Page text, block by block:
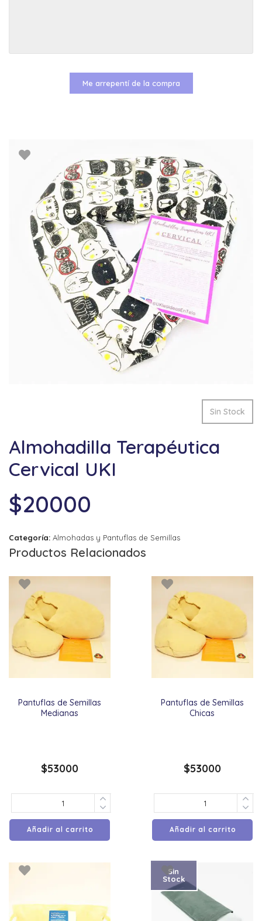
Sin Stock
Almohadilla Terapéutica
Cervical UKI
$20000
Categoría: Almohadas y Pantuflas de Semillas
Productos Relacionados
Pantuflas de Semillas
Medianas
$53000
Añadir al carrito
Pantuflas de Semillas
Chicas
$53000
Añadir al carrito
Sin
Stock
Me arrepentí de la compra